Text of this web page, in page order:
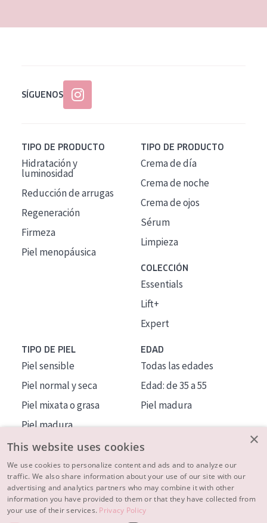
Todas las edades
SÍGUENOS
TIPO DE PRODUCTO
Hidratación y
luminosidad
Reducción de arrugas
Regeneración
Firmeza
Piel menopáusica
TIPO DE PRODUCTO
Crema de día
Crema de noche
Crema de ojos
Sérum
Limpieza
COLECCIÓN
Essentials
Lift+
Expert
TIPO DE PIEL
Piel sensible
Piel normal y seca
Piel mixata o grasa
Piel madura
Piel expuesta al sol
Piel menopáusica
EDAD
Todas las edades
Edad: de 35 a 55
Piel madura
MÁS SOBRE NOSOTROS
INSPIRACIÓN
×
This website uses cookies
We use cookies to personalize content and ads and to analyze our
traffic. We also share information about your use of our site with our
advertising and analytics partners who may combine it with other
information you have provided to them or that they have collected from
your use of their services. Privacy Policy